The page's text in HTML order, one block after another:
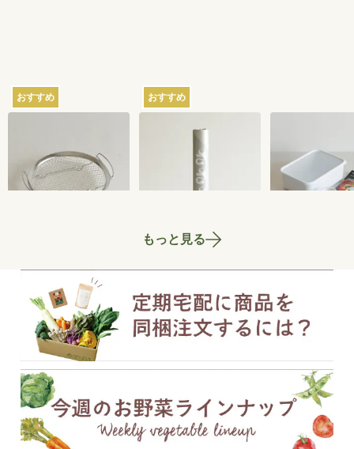
おすすめ
2,750
おすすめ
さささの和晒（わざ
らし）ロール ミシン
器 2.8L
もっと見る